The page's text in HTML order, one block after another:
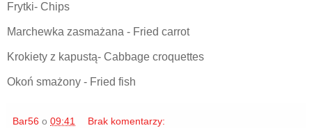
Frytki- Chips
Marchewka zasmażana - Fried carrot
Krokiety z kapustą- Cabbage croquettes
Okoń smażony - Fried fish
Bar56 o 09:41 Brak komentarzy: